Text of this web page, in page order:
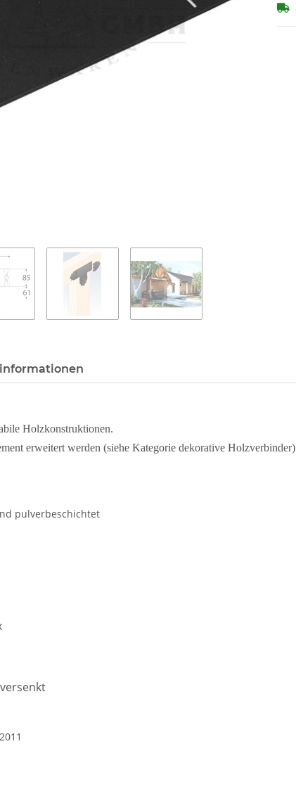
Holzkonstruktionen.
erweitert werden (siehe Kategorie dekorative Holzverbinder)
pulverbeschichtet